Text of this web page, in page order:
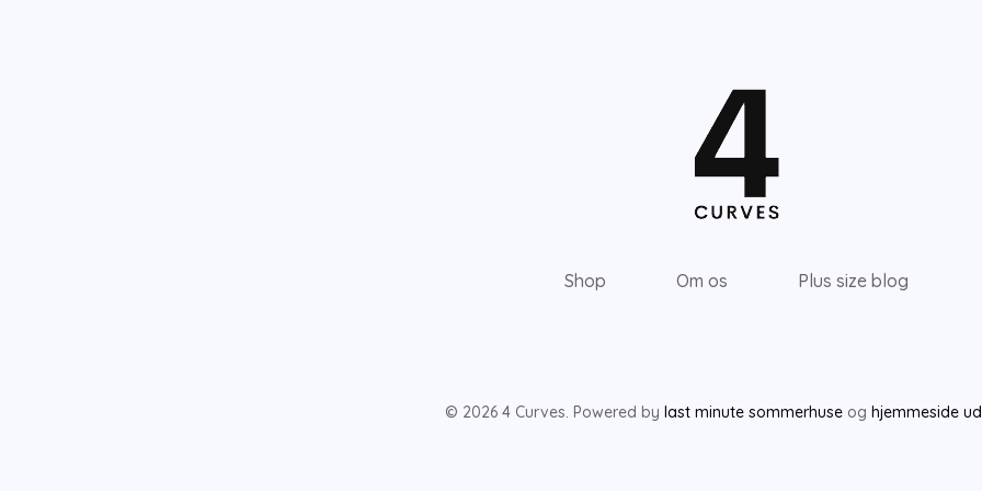
Shop Om os Plus size blog
© 2026 4 Curves. Powered by last minute sommerhuse og hjemmeside